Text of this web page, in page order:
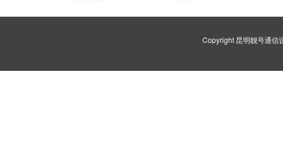
Copyright 昆明靓号通信